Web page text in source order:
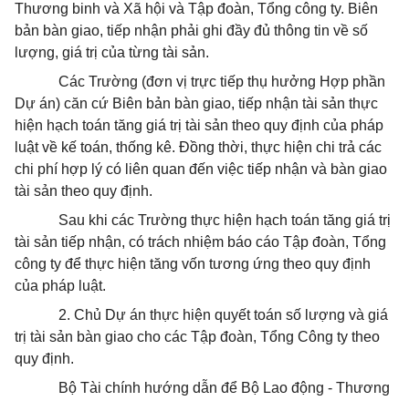
Thương binh và Xã hội và Tập đoàn, Tổng công ty. Biên
bản bàn giao, tiếp nhận phải ghi đầy đủ thông tin về số
lượng, giá trị của từng tài sản.
Các Trường (đơn vị trực tiếp thụ hưởng Hợp phần
Dự án) căn cứ Biên bản bàn giao, tiếp nhận tài sản thực
hiện hạch toán tăng giá trị tài sản theo quy định của pháp
luật về kế toán, thống kê. Đồng thời, thực hiện chi trả các
chi phí hợp lý có liên quan đến việc tiếp nhận và bàn giao
tài sản theo quy định.
Sau khi các Trường thực hiện hạch toán tăng giá trị
tài sản tiếp nhận, có trách nhiệm báo cáo Tập đoàn, Tổng
công ty để thực hiện tăng vốn tương ứng theo quy định
của pháp luật.
2. Chủ Dự án thực hiện quyết toán số lượng và giá
trị tài sản bàn giao cho các Tập đoàn, Tổng Công ty theo
quy định.
Bộ Tài chính hướng dẫn để Bộ Lao động - Thương